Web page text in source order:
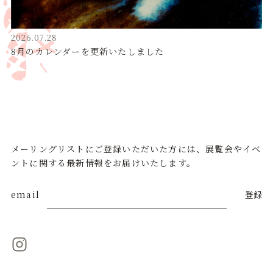
2026.07.28
8月のカレンダーを更新いたしました
メーリングリストにご登録いただいた方には、展覧会やイベ
ントに関する最新情報をお届けいたします。
email 登録